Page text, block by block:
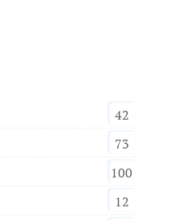
42
73
100
12